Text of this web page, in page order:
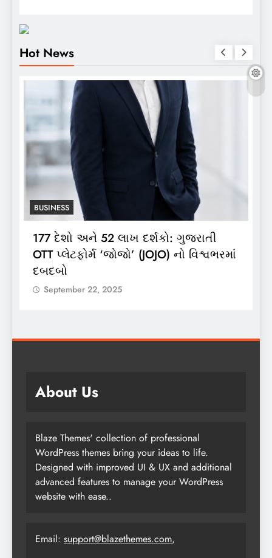
Hot News
BUSINESS
ભારતગેસ દ્વારા ગ્રાહકો માટે ‘ભારતગેસ
લાઈટ ઝીપ’ 10 કિલો કંપોઝિટ સિલિન્ડરનું
લોન્ચિંગ
September 22, 2025
About Us
Blaze Themes' collection of professional
WordPress themes bring your ideas to life.
Designed with improved UI & UX and additional
advanced features to manage your WordPress
website with ease..
Email: support@blazethemes.com,